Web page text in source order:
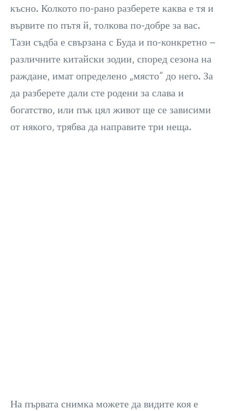
късно. Колкото по-рано разберете каква е тя и
вървите по пътя й, толкова по-добре за вас.
Тази съдба е свързана с Буда и по-конкретно –
различните китайски зодии, според сезона на
раждане, имат определено „място“ до него. За
да разберете дали сте родени за слава и
богатство, или пък цял живот ще се зависими
от някого, трябва да направите три неща.
На първата снимка можете да видите коя е